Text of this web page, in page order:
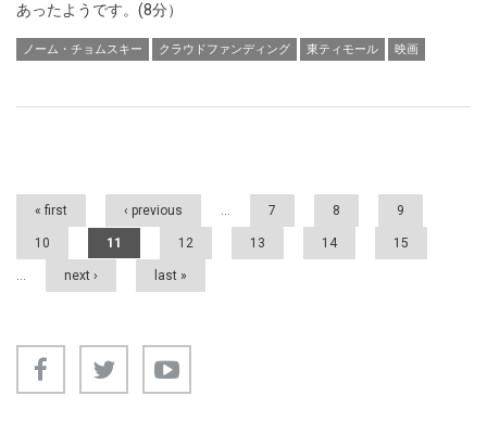
あったようです。(8分）
ノーム・チョムスキー クラウドファンディング 東ティモール 映画
Pages
« first ‹ previous … 7 8 9
10 11 12 13 14 15
… next › last »